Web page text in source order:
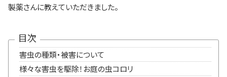
製薬さんに教えていただきました。
目次
害虫の種類・被害について
様々な害虫を駆除！お庭の虫コロリ